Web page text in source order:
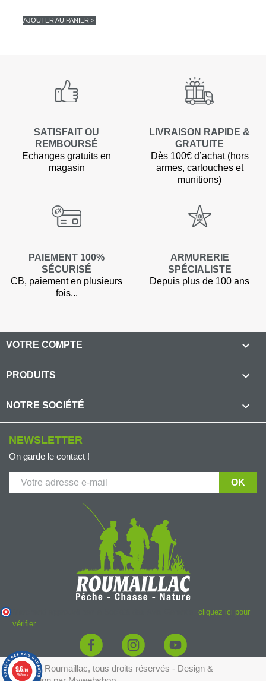
AJOUTER AU PANIER >
SATISFAIT OU
REMBOURSÉ
Echanges gratuits en
magasin
LIVRAISON RAPIDE &
GRATUITE
Dès 100€ d’achat (hors
armes, cartouches et
munitions)
PAIEMENT 100%
SÉCURISÉ
CB, paiement en plusieurs
fois...
ARMURERIE
SPÉCIALISTE
Depuis plus de 100 ans
VOTRE COMPTE 
PRODUITS 
NOTRE SOCIÉTÉ 
NEWSLETTER
On garde le contact !
cliquez ici pour
vérifier.
© 2026 - Roumaillac, tous droits réservés - Design &
9.6/10
5769 avis